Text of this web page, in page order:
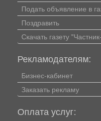
Подать объявление в
Поздравить
Скачать газету
Рекламодателям:
Бизнес-кабинет
Заказать рекламу
Оплата услуг: